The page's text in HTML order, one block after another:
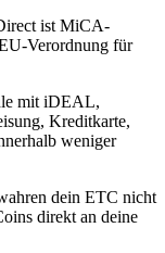
ist MiCA-
Verordnung für
mit iDEAL,
Kreditkarte,
weniger
dein ETC nicht
direkt an deine